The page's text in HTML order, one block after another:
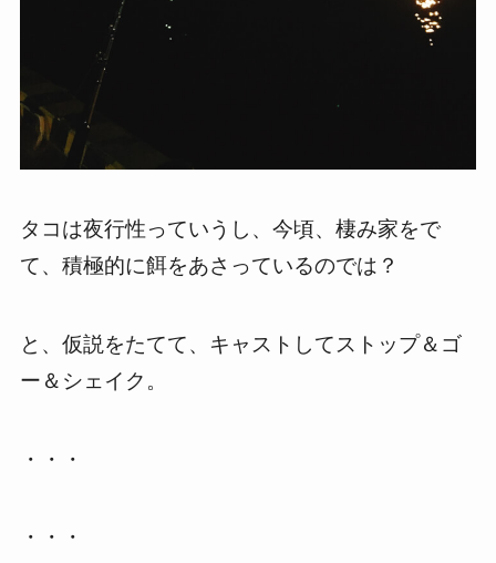
タコは夜行性っていうし、今頃、棲み家をで
て、積極的に餌をあさっているのでは？
と、仮説をたてて、キャストしてストップ＆ゴ
ー＆シェイク。
・・・
・・・